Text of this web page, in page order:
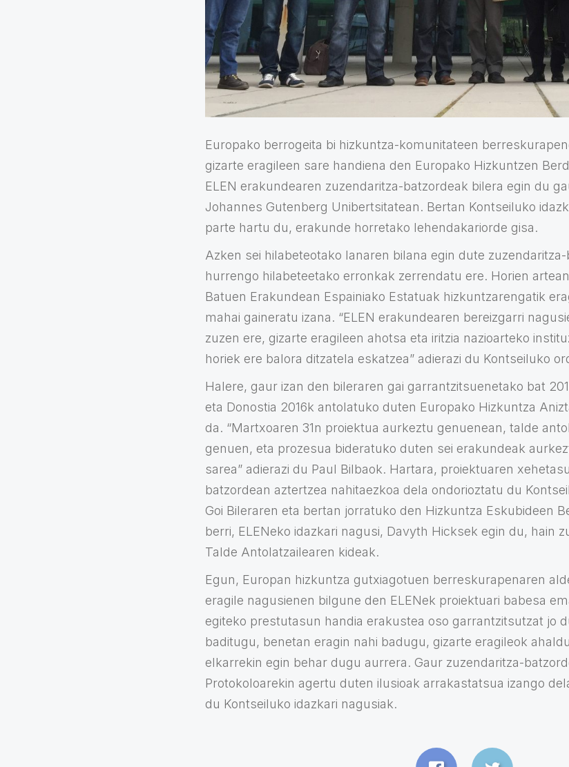
Europako berrogeita bi hizkuntza-komunitateen
gizarte eragileen sare handiena den Europako Hizkuntzen
ELEN erakundearen zuzendaritza-batzordeak bilera egin du
Johannes Gutenberg Unibertsitatean. Bertan Kontseiluko
parte hartu du, erakunde horretako lehendakariorde gisa.
Azken sei hilabeteotako lanaren bilana egin dute
hurrengo hilabeteetako erronkak zerrendatu ere. Horien
Batuen Erakundean Espainiako Estatuak hizkuntzarengatik
mahai gaineratu izana. “ELEN erakundearen bereizgarri
zuzen ere, gizarte eragileen ahotsa eta iritzia nazioarteko
horiek ere balora ditzatela eskatzea” adierazi du Kontseiluko
Halere, gaur izan den bileraren gai garrantzitsuenetako bat
eta Donostia 2016k antolatuko duten Europako Hizkuntza
da. “Martxoaren 31n proiektua aurkeztu genuenean, talde
genuen, eta prozesua bideratuko duten sei erakundeak
sarea” adierazi du Paul Bilbaok. Hartara, proiektuaren
batzordean aztertzea nahitaezkoa dela ondorioztatu du
Goi Bileraren eta bertan jorratuko den Hizkuntza Eskubideen
berri, ELENeko idazkari nagusi, Davyth Hicksek egin du, hain
Talde Antolatzailearen kideak.
Egun, Europan hizkuntza gutxiagotuen berreskurapenaren
eragile nagusienen bilgune den ELENek proiektuari babesa
egiteko prestutasun handia erakustea oso garrantzitsutzat jo
baditugu, benetan eragin nahi badugu, gizarte eragileok
elkarrekin egin behar dugu aurrera. Gaur zuzendaritza-
Protokoloarekin agertu duten ilusioak arrakastatsua izango
du Kontseiluko idazkari nagusiak.